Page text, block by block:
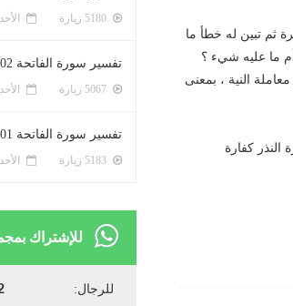
ثم تبين له خطأ ما
أم ما عليه شيء ؟
النية ، بمعنى
كفارة
الأحد 13 شعبان 1447ﻫ 1-2-2026م
تفسير سورة الفاتحة 02
الأحد 13 شعبان 1447ﻫ 1-2-2026م
تفسير سورة الفاتحة 01 - المقدمة
الأحد 13 شعبان 1447ﻫ 1-2-2026م
للإشتراك
للرجال: